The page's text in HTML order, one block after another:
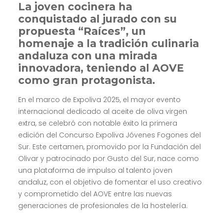
La joven cocinera ha
conquistado al jurado con su
propuesta “Raíces”, un
homenaje a la tradición culinaria
andaluza con una mirada
innovadora, teniendo al AOVE
como gran protagonista.
En el marco de Expoliva 2025, el mayor evento
internacional dedicado al aceite de oliva virgen
extra, se celebró con notable éxito la primera
edición del Concurso Expoliva Jóvenes Fogones del
Sur. Este certamen, promovido por la Fundación del
Olivar y patrocinado por Gusto del Sur, nace como
una plataforma de impulso al talento joven
andaluz, con el objetivo de fomentar el uso creativo
y comprometido del AOVE entre las nuevas
generaciones de profesionales de la hostelería.